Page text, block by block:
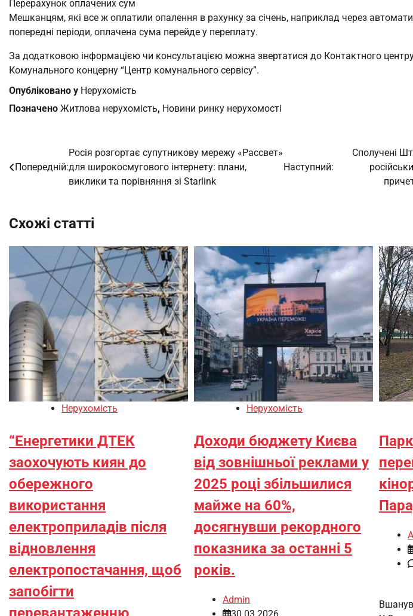
Перерахунок оплачених сум
Мешканцям, які все ж оплатили опалення в рахунку за січень, наприклад через
попередні періоди, оплачена сума перейде у переплату.
За додатковою інформацією чи консультацією можна звертатися до Контактного
Комунального концерну “Центр комунального сервісу”.
Опубліковано у Нерухомість
Позначено Житлова нерухомість, Новини ринку нерухомості
Навігація
записів
Попередній:
Росія розгортає супутникову мережу «Рассвет»
для широкосмугового інтернету: плани,
виклики та порівняння зі Starlink
Наступний:
Сполучені
Схожі статті
Нерухомість
“Енергетики ДТЕК
заохочують киян до
обережного
використання
електроприладів після
відновлення
електропостачання, щоб
запобігти
Нерухомість
Доходи бюджету Києва
від зовнішньої реклами у
2025 році збільшилися
майже на 60%,
досягнувши рекордного
показника за останні 5
років.
Admin